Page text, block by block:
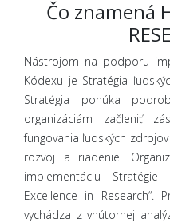
Čo znamená
Nástrojom na podporu
Kódexu je Stratégia
Stratégia ponúka
organizáciám začleniť
fungovania ľudských
rozvoj a riadenie.
implementáciu
Excellence in Research“.
vychádza z vnútornej